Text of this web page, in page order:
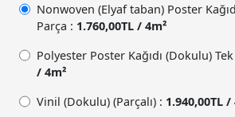
Nonwoven (Elyaf taban) Poster
Parça : 1.760,00TL / 4m²
Polyester Poster Kağıdı (Dokulu)
/ 4m²
Vinil (Dokulu) (Parçalı) : 1.940,00TL /